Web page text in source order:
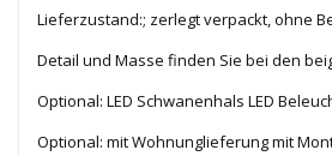
Lieferzustand:; zerlegt verpackt, ohne
Detail und Masse finden Sie bei den
Optional: LED Schwanenhals LED
Optional: mit Wohnunglieferung mit